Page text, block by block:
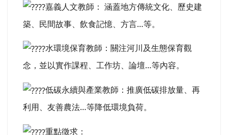
嘉義人文教師： 涵蓋地方傳統文化、歷史建
築、民間故事、飲食記憶、方言…等。
水環境保育教師：關注河川及生態保育觀
念，並以實作課程、工作坊、論壇…等內容。
低碳永續與產業教師：推廣低碳排放量、再
利用、友善農法…等降低環境負荷。
重點徵求：